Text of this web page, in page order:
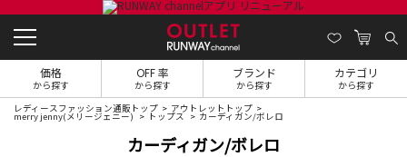
価格
から探す
OFF 率
から探す
ブランド
から探す
カテゴリ
から探す
レディースファッション通販トップ アウトレットトップ
merry jenny(メリージェニー) トップス カーディガン/ボレロ
カーディガン/ボレロ